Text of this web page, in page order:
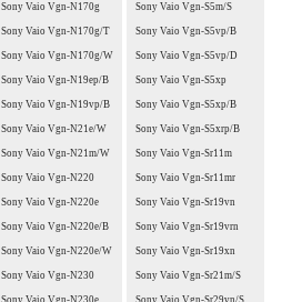
Sony Vaio Vgn-N170g
Sony Vaio Vgn-N170g/T
Sony Vaio Vgn-N170g/W
Sony Vaio Vgn-N19ep/B
Sony Vaio Vgn-N19vp/B
Sony Vaio Vgn-N21e/W
Sony Vaio Vgn-N21m/W
Sony Vaio Vgn-N220
Sony Vaio Vgn-N220e
Sony Vaio Vgn-N220e/B
Sony Vaio Vgn-N220e/W
Sony Vaio Vgn-N230
Sony Vaio Vgn-N230e
Sony Vaio Vgn-S5m/S
Sony Vaio Vgn-S5vp/B
Sony Vaio Vgn-S5vp/D
Sony Vaio Vgn-S5xp
Sony Vaio Vgn-S5xp/B
Sony Vaio Vgn-S5xrp/B
Sony Vaio Vgn-Sr11m
Sony Vaio Vgn-Sr11mr
Sony Vaio Vgn-Sr19vn
Sony Vaio Vgn-Sr19vrn
Sony Vaio Vgn-Sr19xn
Sony Vaio Vgn-Sr21m/S
Sony Vaio Vgn-Sr29vn/S